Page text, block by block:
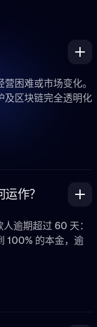
困难或市场变化。
及区块链完全透明化
作？
逾期超过 60 天：
100% 的本金，逾